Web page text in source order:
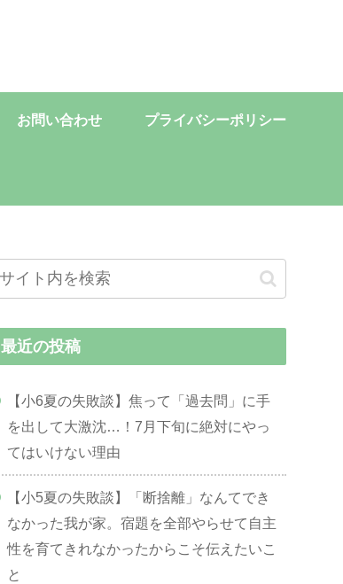
お問い合わせ プライバシーポリシー
最近の投稿
【小6夏の失敗談】焦って「過去問」に手
を出して大激沈…！7月下旬に絶対にやっ
てはいけない理由
【小5夏の失敗談】「断捨離」なんてでき
なかった我が家。宿題を全部やらせて自主
性を育てきれなかったからこそ伝えたいこ
と